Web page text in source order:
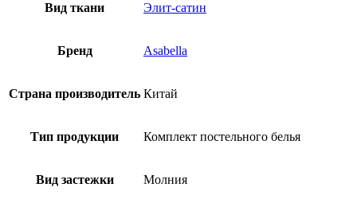
Вид ткани Элит-сатин
Бренд Asabella
Страна производитель Китай
Тип продукции Комплект постельного белья
Вид застежки Молния